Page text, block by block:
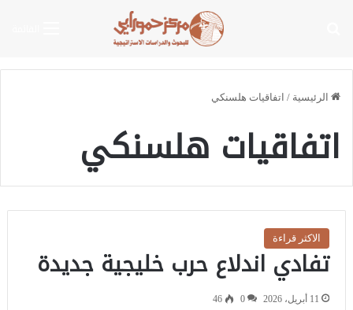
الرئيسية / اتفاقيات هلسنكي
اتفاقيات هلسنكي
الاكثر قراءة
تفادي اندلاع حرب خليجية جديدة
11 أبريل، 2026 0
46